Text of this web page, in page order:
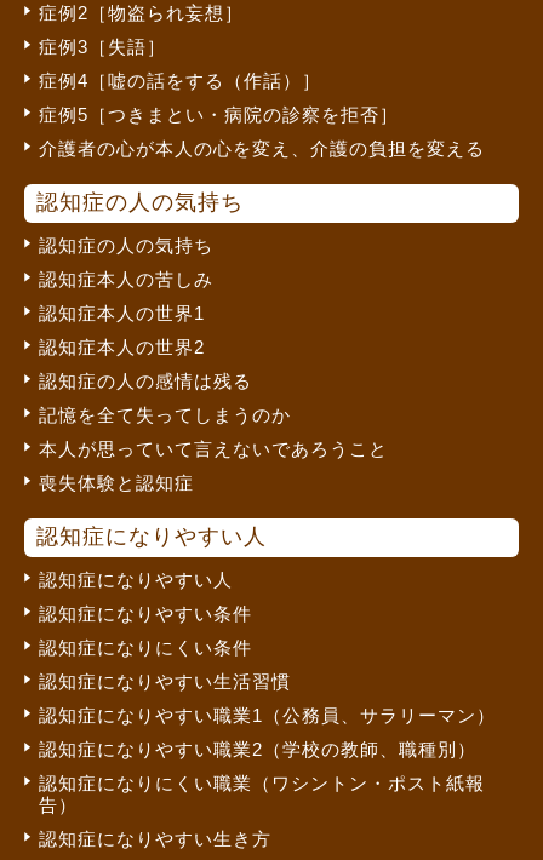
症例2［物盗られ妄想］
症例3［失語］
症例4［嘘の話をする（作話）］
症例5［つきまとい・病院の診察を拒否］
介護者の心が本人の心を変え、介護の負担を変える
認知症の人の気持ち
認知症の人の気持ち
認知症本人の苦しみ
認知症本人の世界1
認知症本人の世界2
認知症の人の感情は残る
記憶を全て失ってしまうのか
本人が思っていて言えないであろうこと
喪失体験と認知症
認知症になりやすい人
認知症になりやすい人
認知症になりやすい条件
認知症になりにくい条件
認知症になりやすい生活習慣
認知症になりやすい職業1（公務員、サラリーマン）
認知症になりやすい職業2（学校の教師、職種別）
認知症になりにくい職業（ワシントン・ポスト紙報
告）
認知症になりやすい生き方